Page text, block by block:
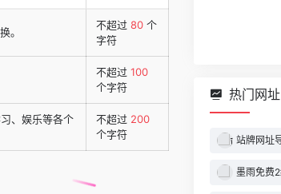
。
不超过 80 个
字符
不超过 100
个字符
、娱乐等各个
不超过 200
个字符
热门网址